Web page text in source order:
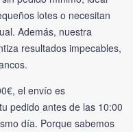
lotes o necesitan
Además, nuestra
resultados impecables,
el envío es
pedido antes de las 10:00
día. Porque sabemos